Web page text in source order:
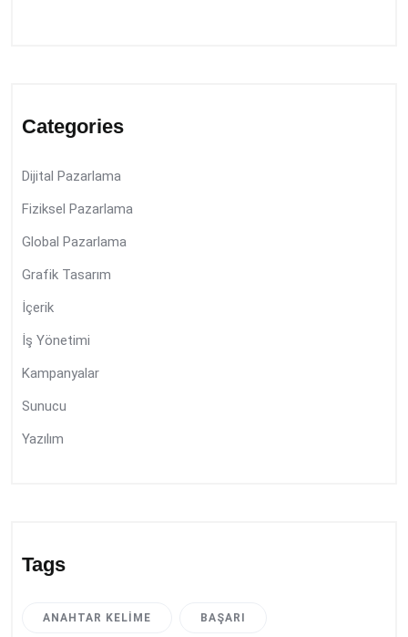
Categories
Dijital Pazarlama
Fiziksel Pazarlama
Global Pazarlama
Grafik Tasarım
İçerik
İş Yönetimi
Kampanyalar
Sunucu
Yazılım
Tags
ANAHTAR KELIME BAŞARI